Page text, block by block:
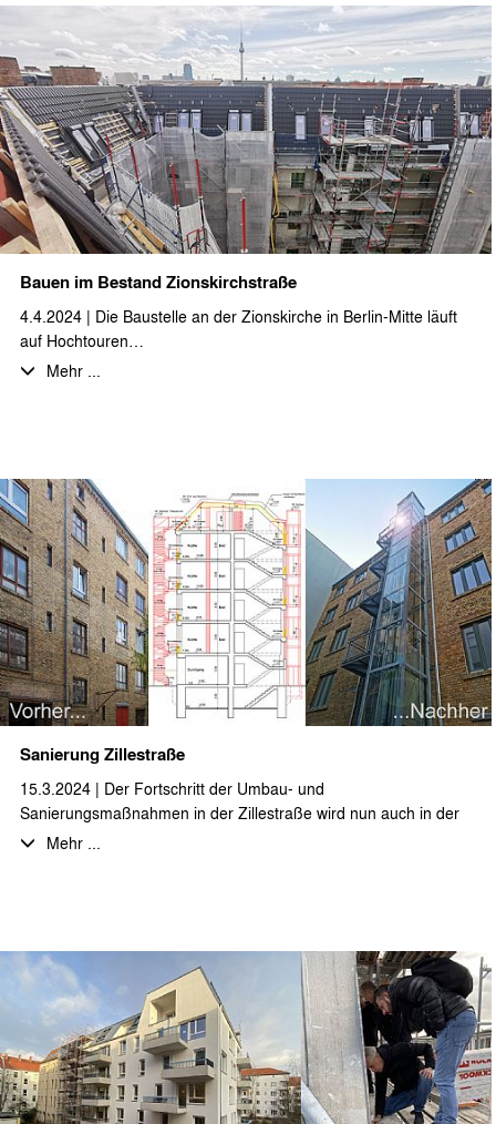
Entwicklung von der Mietskaserne bis zum Mobilehome. Einen
praktischen Einblick in den Entwurfsprozess einer anderen
besonderen Wohnform erhielten die Schüler*innen bei der
Vorstellung des Projekts Haarlemer Straße - einer
Gemeinschaftsunterkunft für Geflüchtete, die von stæhr+partner
architekten geplant und Anfang 2018 fertiggestellt wurde.
Bauen im Bestand Zionskirchstraße
4.4.2024 | Die Baustelle an der Zionskirche in Berlin-Mitte läuft
auf Hochtouren…
Auf insgesamt ca. 3.900 m² BGF werden Bestandswohnungen
großartigen Blick über Berlin. Die Maßnahmen umfassen auch
eine Um- und Neugestaltung des Innenhofs und der
Gartenanlage.
Die Fertigstellung soll im Laufe des Jahres 2024 erfolgen.
Mehr ...
Sanierung Zillestraße
15.3.2024 | Der Fortschritt der Umbau- und
Sanierungsmaßnahmen in der Zillestraße wird nun auch in der
Fassade sichtbar. Neben der Umnutzung von Gewerbeeinheiten
historische Klinkerfassade erstrahlt in neuem Glanz.
Mehr ...